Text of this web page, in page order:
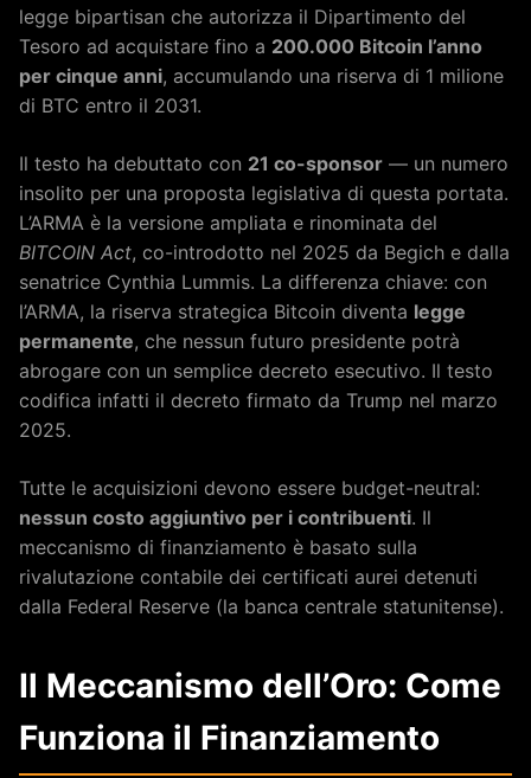
legge bipartisan che autorizza il Dipartimento del
Tesoro ad acquistare fino a 200.000 Bitcoin l’anno
per cinque anni, accumulando una riserva di 1 milione
di BTC entro il 2031.
Il testo ha debuttato con 21 co-sponsor — un numero
insolito per una proposta legislativa di questa portata.
L’ARMA è la versione ampliata e rinominata del
BITCOIN Act, co-introdotto nel 2025 da Begich e dalla
senatrice Cynthia Lummis. La differenza chiave: con
l’ARMA, la riserva strategica Bitcoin diventa legge
permanente, che nessun futuro presidente potrà
abrogare con un semplice decreto esecutivo. Il testo
codifica infatti il decreto firmato da Trump nel marzo
2025.
Tutte le acquisizioni devono essere budget-neutral:
nessun costo aggiuntivo per i contribuenti. Il
meccanismo di finanziamento è basato sulla
rivalutazione contabile dei certificati aurei detenuti
dalla Federal Reserve (la banca centrale statunitense).
Il Meccanismo dell’Oro: Come
Funziona il Finanziamento